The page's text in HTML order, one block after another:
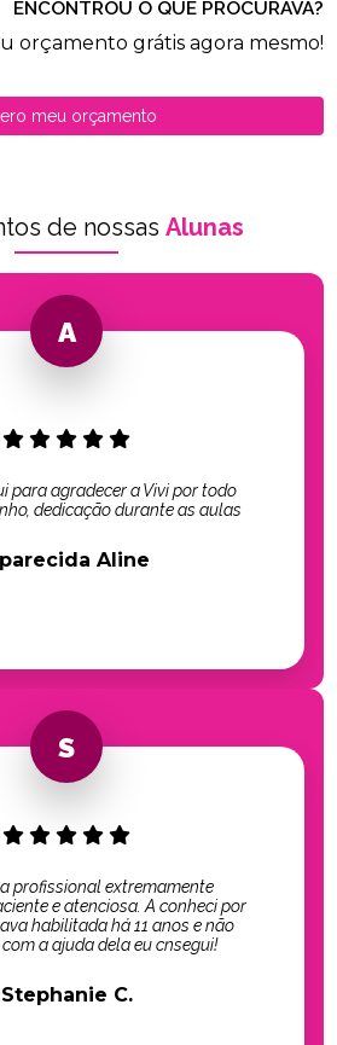
ENCONTROU O QUE PROCURAVA?
orçamento grátis agora mesmo!
meu orçamento
de nossas Alunas
para agradecer a Vivi por todo
dedicação durante as aulas
Aline
profissional extremamente
e atenciosa. A conheci por
habilitada há 11 anos e não
a ajuda dela eu cnsegui!
Stephanie C.